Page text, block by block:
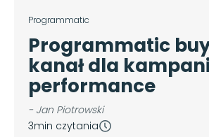
Programmatic
Programmatic
kanał dla
performance
- Jan Piotrowski
3min czytania